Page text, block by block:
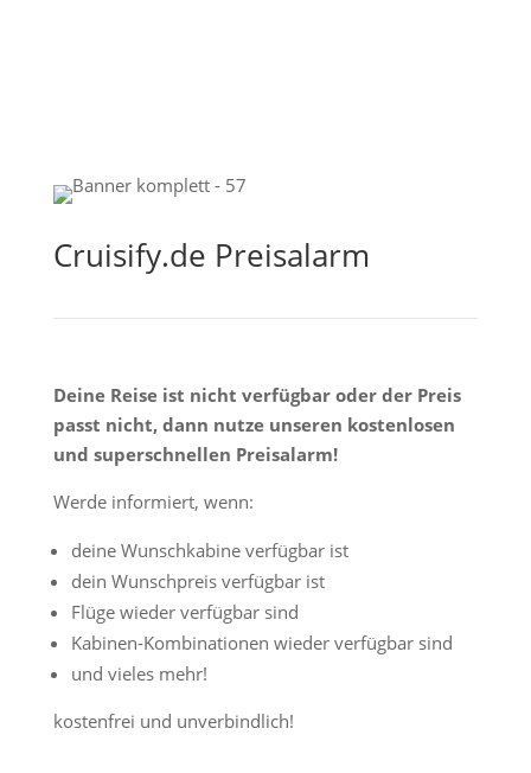
Cruisify.de Preisalarm
Deine Reise ist nicht verfügbar oder der Preis
passt nicht, dann nutze unseren kostenlosen
und superschnellen Preisalarm!
Werde informiert, wenn:
deine Wunschkabine verfügbar ist
dein Wunschpreis verfügbar ist
Flüge wieder verfügbar sind
Kabinen-Kombinationen wieder verfügbar sind
und vieles mehr!
kostenfrei und unverbindlich!